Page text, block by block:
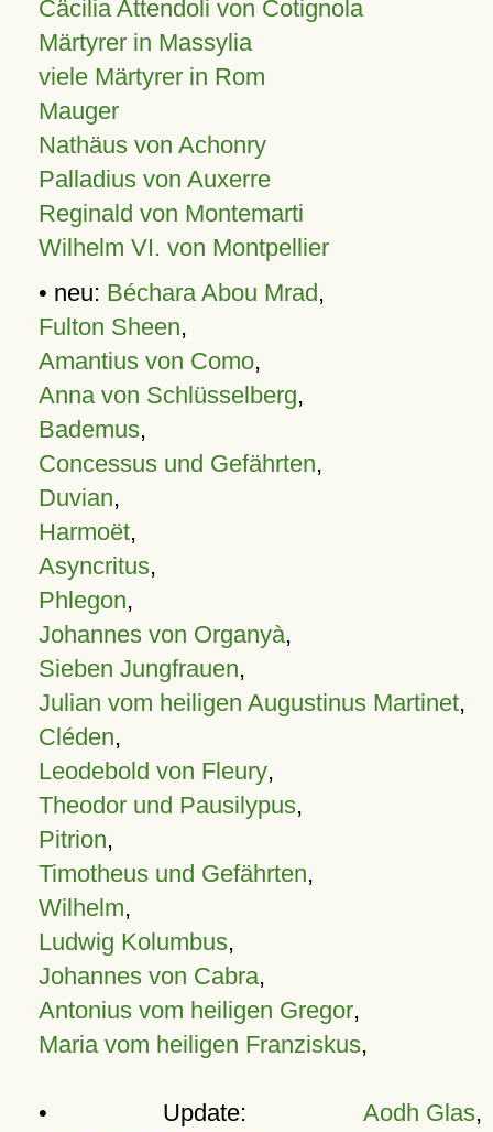
Cäcilia Attendoli von Cotignola
Märtyrer in Massylia
viele Märtyrer in Rom
Mauger
Nathäus von Achonry
Palladius von Auxerre
Reginald von Montemarti
Wilhelm VI. von Montpellier
• neu: Béchara Abou Mrad,
Fulton Sheen,
Amantius von Como,
Anna von Schlüsselberg,
Bademus,
Concessus und Gefährten,
Duvian,
Harmoët,
Asyncritus,
Phlegon,
Johannes von Organyà,
Sieben Jungfrauen,
Julian vom heiligen Augustinus Martinet,
Cléden,
Leodebold von Fleury,
Theodor und Pausilypus,
Pitrion,
Timotheus und Gefährten,
Wilhelm,
Ludwig Kolumbus,
Johannes von Cabra,
Antonius vom heiligen Gregor,
Maria vom heiligen Franziskus,
• Update: Aodh Glas,